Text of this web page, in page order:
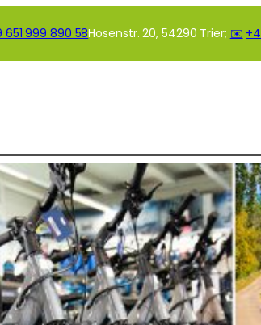
651 999 890 58Hosenstr. 20, 54290 Trier; ✉️